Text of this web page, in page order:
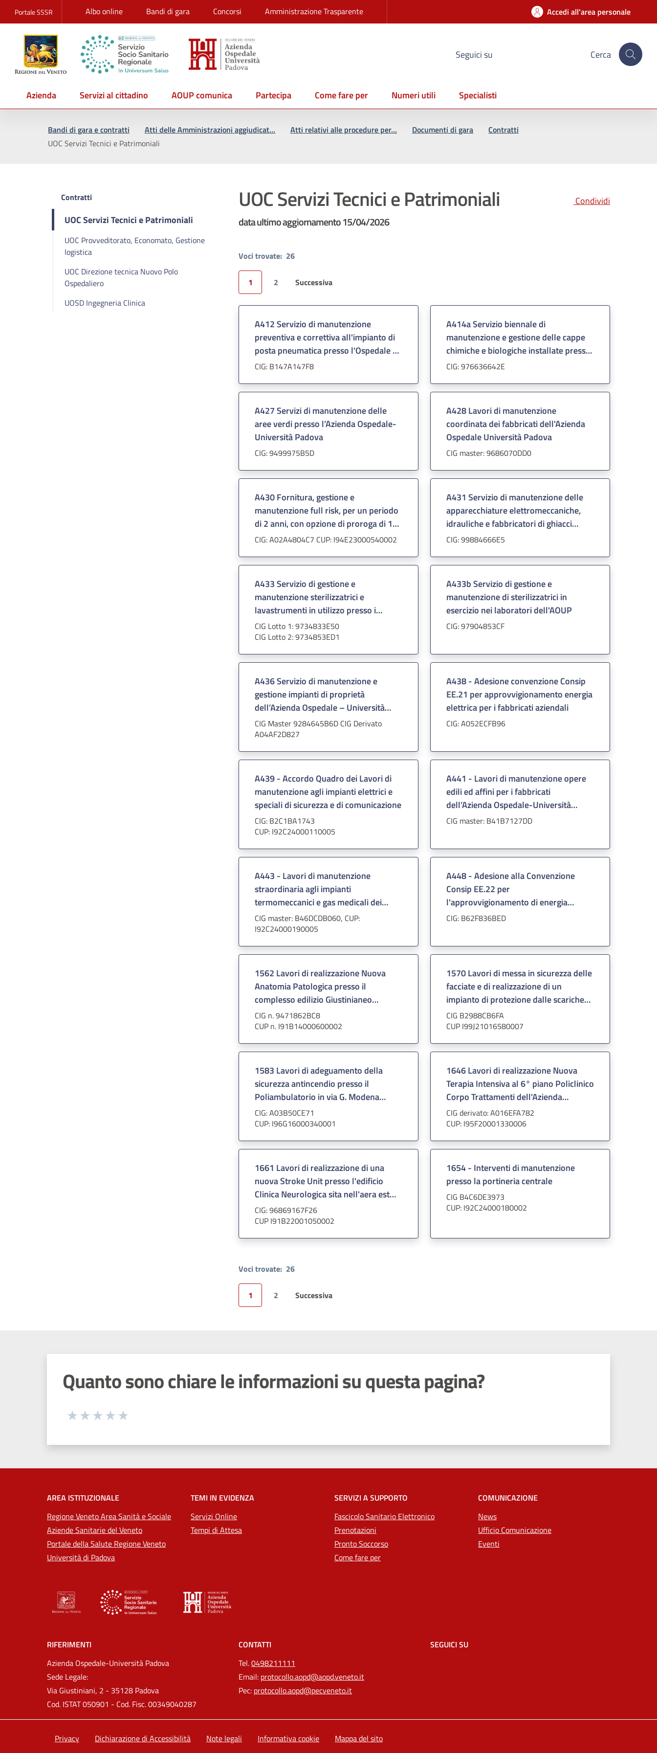
Portale SSSR Albo online Bandi di gara Concorsi Amministrazione Trasparente Accedi all'area personale
Seguici su Cerca
Azienda Servizi al cittadino AOUP comunica Partecipa Come fare per Numeri utili
Specialisti
Bandi di gara e contratti Atti delle Amministrazioni aggiudicat… Atti relativi alle procedure per… Documenti di gara
Contratti
UOC Servizi Tecnici e Patrimoniali
Contratti
UOC Servizi Tecnici e Patrimoniali
UOC Provveditorato, Economato, Gestione
logistica
UOC Direzione tecnica Nuovo Polo
Ospedaliero
UOSD Ingegneria Clinica
UOC Servizi Tecnici e Patrimoniali Condividi
data ultimo aggiornamento 15/04/2026
Voci trovate: 26
1 2
Pagina
Successiva
A412 Servizio di manutenzione
preventiva e correttiva all'impianto di
posta pneumatica presso l'Ospedale S.
Antonio dell'Azienda Ospedaliera
CIG: B147A147F8
A414a Servizio biennale di
manutenzione e gestione delle cappe
chimiche e biologiche installate presso
l'Azienda Ospedale - Università Padova
CIG: 976636642E
A427 Servizi di manutenzione delle
aree verdi presso l’Azienda Ospedale-
Università Padova
CIG: 9499975B5D
A428 Lavori di manutenzione
coordinata dei fabbricati dell'Azienda
Ospedale Università Padova
CIG master: 9686070DD0
A430 Fornitura, gestione e
manutenzione full risk, per un periodo
di 2 anni, con opzione di proroga di 1
anno, di sistemi per la prevenzione
CIG: A02A4804C7 CUP: I94E23000540002
A431 Servizio di manutenzione delle
apparecchiature elettromeccaniche,
idrauliche e fabbricatori di ghiacci
dell'Azienda Ospedaliera Padova
CIG: 99884666E5
A433 Servizio di gestione e
manutenzione sterilizzatrici e
lavastrumenti in utilizzo presso i
laboratori AOPD
CIG Lotto 1: 9734833E50
CIG Lotto 2: 9734853ED1
A433b Servizio di gestione e
manutenzione di sterilizzatrici in
esercizio nei laboratori dell'AOUP
CIG: 97904853CF
A436 Servizio di manutenzione e
gestione impianti di proprietà
dell’Azienda Ospedale – Università
Padova di durata 5 anni rinnovabile
per ulteriori 24 mesi - lotto funzionale
CIG Master 9284645B6D CIG Derivato
A04AF2D827
A438 - Adesione convenzione Consip
EE.21 per approvvigionamento energia
elettrica per i fabbricati aziendali
CIG: A052ECFB96
A439 - Accordo Quadro dei Lavori di
manutenzione agli impianti elettrici e
speciali di sicurezza e di comunicazione
CIG: B2C1BA1743
CUP: I92C24000110005
A441 - Lavori di manutenzione opere
edili ed affini per i fabbricati
dell’Azienda Ospedale-Università
Padova
CIG master: B41B7127DD
A443 - Lavori di manutenzione
straordinaria agli impianti
termomeccanici e gas medicali dei
fabbricati dell’Azienda
CIG master: B46DCDB060, CUP:
I92C24000190005
A448 - Adesione alla Convenzione
Consip EE.22 per
l'approvvigionamento di energia
elettrica a servizio dei fabbricati
CIG: B62F836BED
1562 Lavori di realizzazione Nuova
Anatomia Patologica presso il
complesso edilizio Giustinianeo
dell'Azienda Ospedale Università
Padova
CIG n. 9471862BC8
CUP n. I91B14000600002
1570 Lavori di messa in sicurezza delle
facciate e di realizzazione di un
impianto di protezione dalle scariche
atmosferiche dell’edificio Monoblocco
dell’Azienda
CIG B2988CB6FA
CUP I99J21016580007
1583 Lavori di adeguamento della
sicurezza antincendio presso il
Poliambulatorio in via G. Modena
dell'Azienda Ospedale Università
Padova
CIG: A03B50CE71
CUP: I96G16000340001
1646 Lavori di realizzazione Nuova
Terapia Intensiva al 6° piano Policlinico
Corpo Trattamenti dell'Azienda
ospedaliera Padova
CIG derivato: A016EFA782
CUP: I95F20001330006
1661 Lavori di realizzazione di una
nuova Stroke Unit presso l'edificio
Clinica Neurologica sita nell'aera est
dell'Azienda Ospedaliera Padova
CIG: 96869167F26
CUP I91B22001050002
1654 - Interventi di manutenzione
presso la portineria centrale
CIG B4C6DE3973
CUP: I92C24000180002
Voci trovate: 26
1 2
Pagina
Successiva
Quanto sono chiare le informazioni su questa pagina?
Seleziona una valutazione da 1 a 5 stelle
AREA ISTITUZIONALE
Regione Veneto Area Sanità e Sociale
Aziende Sanitarie del Veneto
Portale della Salute Regione Veneto
Università di Padova
TEMI IN EVIDENZA
Servizi Online
Tempi di Attesa
SERVIZI A SUPPORTO
Fascicolo Sanitario Elettronico
Prenotazioni
Pronto Soccorso
Come fare per
COMUNICAZIONE
News
Ufficio Comunicazione
Eventi
RIFERIMENTI
Azienda Ospedale-Università Padova
Sede Legale:
Via Giustiniani, 2 - 35128 Padova
Cod. ISTAT 050901 - Cod. Fisc. 00349040287
CONTATTI
Tel.0498211111
Email: protocollo.aopd@aopd.veneto.it
Pec: protocollo.aopd@pecveneto.it
SEGUICI SU
Privacy Dichiarazione di Accessibilità Note legali Informativa cookie Mappa del sito